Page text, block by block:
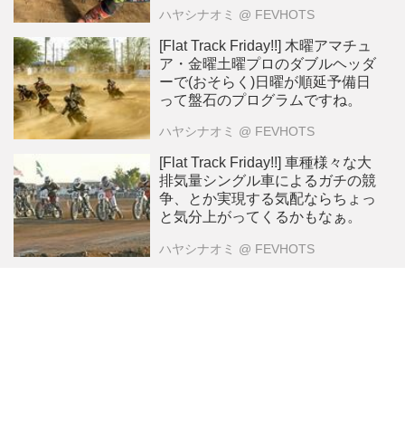
ハヤシナオミ @ FEVHOTS
[Flat Track Friday!!] 木曜アマチュ
ア・金曜土曜プロのダブルヘッダ
ーで(おそらく)日曜が順延予備日
って盤石のプログラムですね。
ハヤシナオミ @ FEVHOTS
[Flat Track Friday!!] 車種様々な大
排気量シングル車によるガチの競
争、とか実現する気配ならちょっ
と気分上がってくるかもなぁ。
ハヤシナオミ @ FEVHOTS